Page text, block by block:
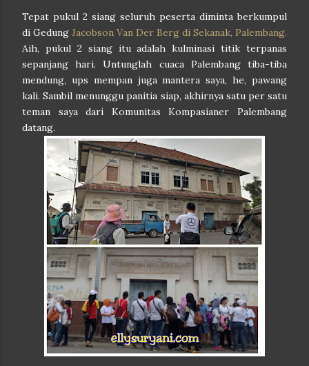
Tepat pukul 2 siang seluruh peserta diminta berkumpul
di Gedung Jacobson Van Der Berg di Sekanak, Palembang.
Aih, pukul 2 siang itu adalah kulminasi titik terpanas
sepanjang hari. Untunglah cuaca Palembang tiba-tiba
mendung, ups mempan juga mantera saya, he, pawang
kali. Sambil menunggu panitia siap, akhirnya satu per satu
teman saya dari Komunitas Kompasianer Palembang
datang.